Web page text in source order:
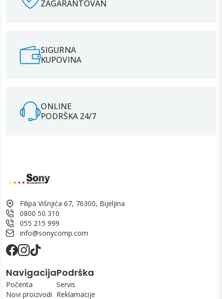
ZAGARANTOVAN
SIGURNA
KUPOVINA
ONLINE
PODRŠKA 24/7
Filipa Višnjića 67, 76300, Bijeljina
0800 50 310
055 215 999
info@sonycomp.com
Navigacija
Počenta
Novi proizvodi
Podrška
Servis
Reklamacije